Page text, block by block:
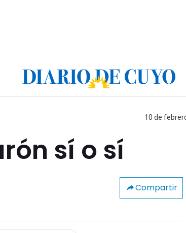
10 de
sí o sí
Compartir